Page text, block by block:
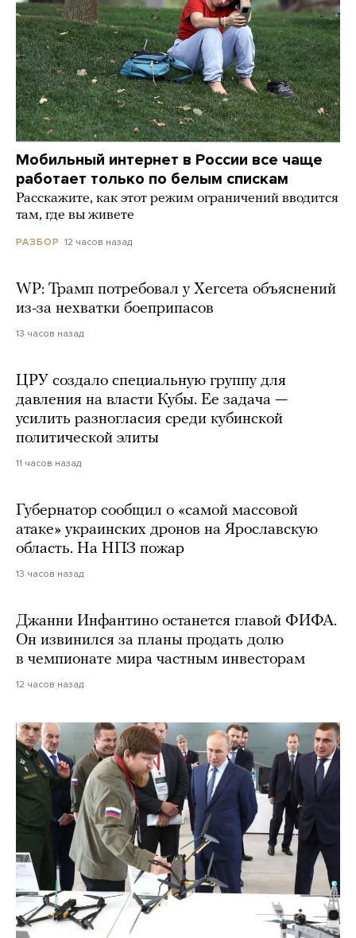
Мобильный интернет в России все чаще
работает только по белым спискам
Расскажите, как этот режим ограничений вводится
там, где вы живете
РАЗБОР 12 часов назад
WP: Трамп потребовал у Хегсета объяснений
из-за нехватки боеприпасов
13 часов назад
ЦРУ создало специальную группу для
давления на власти Кубы. Ее задача —
усилить разногласия среди кубинской
политической элиты
11 часов назад
Губернатор сообщил о «самой массовой
атаке» украинских дронов на Ярославскую
область. На НПЗ пожар
13 часов назад
Джанни Инфантино останется главой ФИФА.
Он извинился за планы продать долю
в чемпионате мира частным инвесторам
12 часов назад